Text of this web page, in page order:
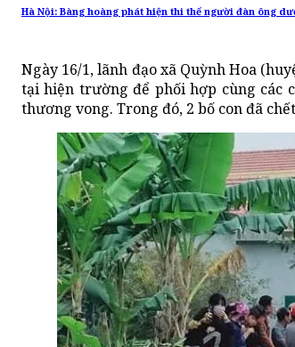
Hà Nội: Bàng hoàng phát hiện thi thể người đàn ông
Ngày 16/1, lãnh đạo xã Quỳnh Hoa
tại hiện trường để phối hợp cùng các
thương vong. Trong đó, 2 bố con đã